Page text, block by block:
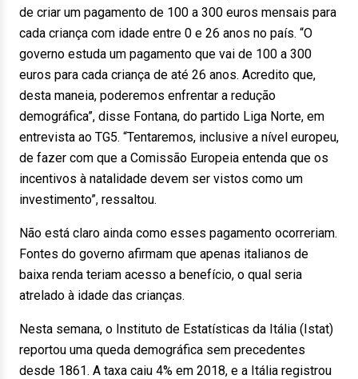
de criar um pagamento de 100 a 300 euros mensais para
cada criança com idade entre 0 e 26 anos no país. “O
governo estuda um pagamento que vai de 100 a 300
euros para cada criança de até 26 anos. Acredito que,
desta maneia, poderemos enfrentar a redução
demográfica”, disse Fontana, do partido Liga Norte, em
entrevista ao TG5. “Tentaremos, inclusive a nível europeu,
de fazer com que a Comissão Europeia entenda que os
incentivos à natalidade devem ser vistos como um
investimento”, ressaltou.
Não está claro ainda como esses pagamento ocorreriam.
Fontes do governo afirmam que apenas italianos de
baixa renda teriam acesso a benefício, o qual seria
atrelado à idade das crianças.
Nesta semana, o Instituto de Estatísticas da Itália (Istat)
reportou uma queda demográfica sem precedentes
desde 1861. A taxa caiu 4% em 2018, e a Itália registrou